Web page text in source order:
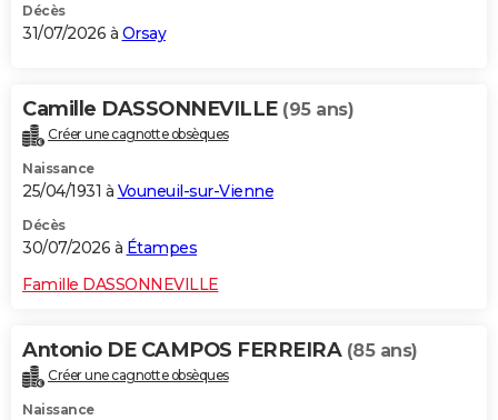
S'inscrire
Se connecter
Lycées
Collèges
Primaires
Universités
Entreprises
Service militaire
Avis de recherche
AVIS DE DÉCÈS
Bricolage
Lifestyle
Culture
Sport
Auto
Television
Voyage
Cinema
Décès
31/07/2026 à Orsay
Camille DASSONNEVILLE (95 ans)
Créer une cagnotte obsèques
Naissance
25/04/1931 à Vouneuil-sur-Vienne
Décès
30/07/2026 à Étampes
Famille DASSONNEVILLE
Antonio DE CAMPOS FERREIRA (85 ans)
Créer une cagnotte obsèques
Naissance